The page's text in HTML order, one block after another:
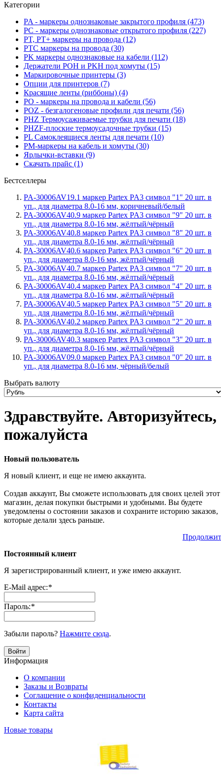
Категории
PA - маркеры однознаковые закрытого профиля (473)
PC - маркеры однознаковые открытого профиля (227)
PT, PT+ маркеры на провода (12)
PTC маркеры на провода (30)
PK маркеры однознаковые на кабели (112)
Держатели POH и PKH под хомуты (15)
Маркировочные принтеры (3)
Опции для принтеров (7)
Красящие ленты (риббоны) (4)
PO - маркеры на провода и кабели (56)
POZ - безгалогеновые профили для печати (56)
PHZ Термоусаживаемые трубки для печати (18)
PHZF-плоские термоусадочные трубки (15)
PL Самоклеящиеся ленты для печати (10)
PM-маркеры на кабель и хомуты (30)
Ярлычки-вставки (9)
Скачать прайс (1)
Бестселлеры
PA-30006AV19.1 маркер Partex PA3 символ "1" 20 шт. в
уп., для диаметра 8.0-16 мм, коричневый/белый
PA-30006AV40.9 маркер Partex PA3 символ "9" 20 шт. в
уп., для диаметра 8.0-16 мм, жёлтый/чёрный
PA-30006AV40.8 маркер Partex PA3 символ "8" 20 шт. в
уп., для диаметра 8.0-16 мм, жёлтый/чёрный
PA-30006AV40.6 маркер Partex PA3 символ "6" 20 шт. в
уп., для диаметра 8.0-16 мм, жёлтый/чёрный
PA-30006AV40.7 маркер Partex PA3 символ "7" 20 шт. в
уп., для диаметра 8.0-16 мм, жёлтый/чёрный
PA-30006AV40.4 маркер Partex PA3 символ "4" 20 шт. в
уп., для диаметра 8.0-16 мм, жёлтый/чёрный
PA-30006AV40.5 маркер Partex PA3 символ "5" 20 шт. в
уп., для диаметра 8.0-16 мм, жёлтый/чёрный
PA-30006AV40.2 маркер Partex PA3 символ "2" 20 шт. в
уп., для диаметра 8.0-16 мм, жёлтый/чёрный
PA-30006AV40.3 маркер Partex PA3 символ "3" 20 шт. в
уп., для диаметра 8.0-16 мм, жёлтый/чёрный
PA-30006AV09.0 маркер Partex PA3 символ "0" 20 шт. в
уп., для диаметра 8.0-16 мм, чёрный/белый
Выбрать валюту
Здравствуйте. Авторизуйтесь,
пожалуйста
Новый пользователь
Я новый клиент, и еще не имею аккаунта.
Создав аккаунт, Вы сможете использовать для своих целей этот
магазин, делая покупки быстрыми и удобными. Вы будете
уведомлены о состоянии заказов и сохраните историю заказов,
которые делали здесь раньше.
Постоянный клиент
Я зарегистрированный клиент, и уже имею аккаунт.
E-Mail адрес:*
Пароль:*
Забыли пароль? Нажмите сюда.
Войти
Информация
О компании
Заказы и Возвраты
Соглашение о конфиденциальности
Контакты
Карта сайта
Новые товары